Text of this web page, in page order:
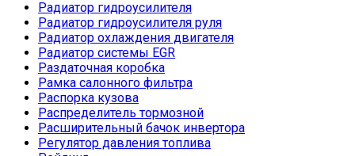
Радиатор гидроусилителя
Радиатор гидроусилителя руля
Радиатор охлаждения двигателя
Радиатор системы EGR
Раздаточная коробка
Рамка салонного фильтра
Распорка кузова
Распределитель тормозной
Расширительный бачок инвертора
Регулятор давления топлива